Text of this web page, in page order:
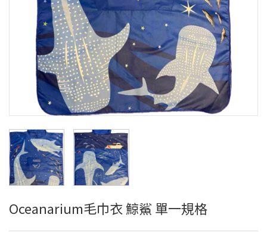
Oceanarium毛巾衣 鯨鯊 單一規格